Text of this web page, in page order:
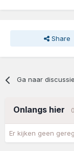
Share
Ga naar
Onlangs hier
Er kijken geen